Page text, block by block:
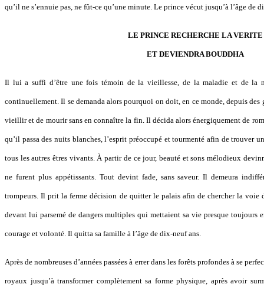
qu’il ne s’ennuie pas, ne fût-ce qu’une minute. Le prince vécut jusqu’à l’âge de
LE PRINCE RECHERCHE LA VERITE
ET DEVIENDRA BOUDDHA
Il lui a suffi d’être une fois témoin de la vieillesse, de la maladie et de la
continuellement. Il se demanda alors pourquoi on doit, en ce monde, depuis des
vieillir et de mourir sans en connaître la fin. Il décida alors énergiquement de
qu’il passa des nuits blanches, l’esprit préoccupé et tourmenté afin de trouver
tous les autres êtres vivants. À partir de ce jour, beauté et sons mélodieux
ne furent plus appétissants. Tout devint fade, sans saveur. Il demeura
trompeurs. Il prit la ferme décision de quitter le palais afin de chercher la voie
devant lui parsemé de dangers multiples qui mettaient sa vie presque toujours
courage et volonté. Il quitta sa famille à l’âge de dix-neuf ans.
Après de nombreuses d’années passées à errer dans les forêts profondes à se
royaux jusqu’à transformer complètement sa forme physique, après avoir